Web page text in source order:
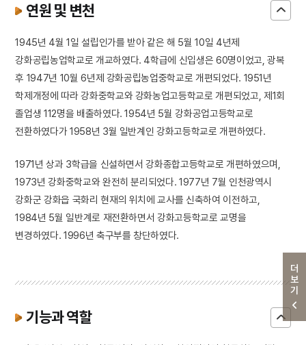
더보기
연원 및 변천
1945년 4월 1일 설립인가를 받아 같은 해 5월 10일 4년제
강화공립농업학교로 개교하였다. 4학급에 신입생은 60명이었고, 광복
후 1947년 10월 6년제 강화공립농업중학교로 개편되었다. 1951년
학제개정에 따라 강화중학교와 강화농업고등학교로 개편되었고, 제1회
졸업생 112명을 배출하였다. 1954년 5월 강화공업고등학교로
전환하였다가 1958년 3월 일반계인 강화고등학교로 개편하였다.
1971년 상과 3학급을 신설하면서 강화종합고등학교로 개편하였으며,
1973년 강화중학교와 완전히 분리되었다. 1977년 7월 인천광역시
강화군 강화읍 국화리 현재의 위치에 교사를 신축하여 이전하고,
1984년 5월 일반계로 재전환하면서 강화고등학교로 교명을
변경하였다. 1996년 축구부를 창단하였다.
기능과 역할